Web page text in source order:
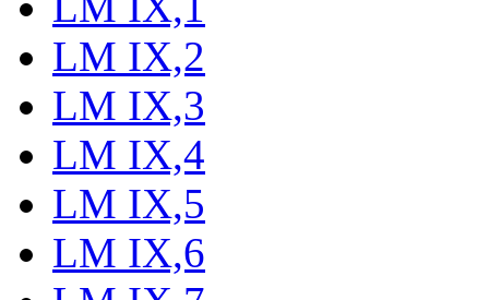
LM IX,2
LM IX,3
LM IX,4
LM IX,5
LM IX,6